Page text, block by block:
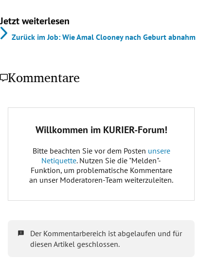
Jetzt weiterlesen
Zurück im Job: Wie Amal Clooney nach Geburt abnahm
Kommentare